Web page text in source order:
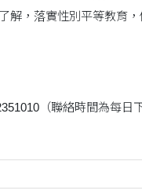
解，落實性別平等教育
（聯絡時間為每日